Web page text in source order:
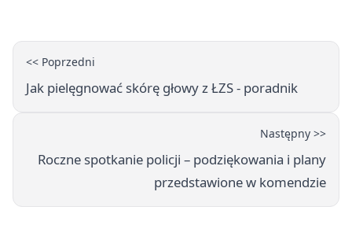
<< Poprzedni
Jak pielęgnować skórę głowy z ŁZS - poradnik
Następny >>
Roczne spotkanie policji – podziękowania i plany
przedstawione w komendzie